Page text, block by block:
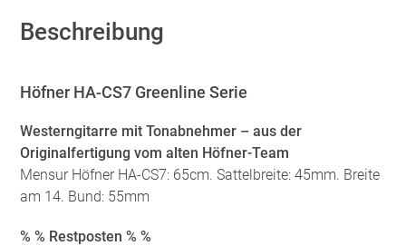
Beschreibung
Höfner HA-CS7 Greenline Serie
Westerngitarre mit Tonabnehmer – aus der
Originalfertigung vom alten Höfner-Team
Mensur Höfner HA-CS7: 65cm. Sattelbreite: 45mm. Breite
am 14. Bund: 55mm
% % Restposten % %